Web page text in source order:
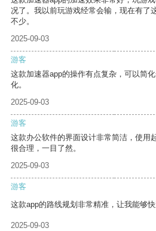
况了。我以前玩游戏经常会输，现在有了
不少。
2025-09-03
游客
这款加速器app的操作有点复杂，可以简
化。
2025-09-03
游客
这款办公软件的界面设计非常简洁，使用
很合理，一目了然。
2025-09-03
游客
这款app的路线规划非常精准，让我能够快
2025-09-03